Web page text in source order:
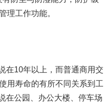
理工作功能。
在10年以上，而普通商用交
用寿命的有所不同关系到工
在公园、办公大楼、停车场